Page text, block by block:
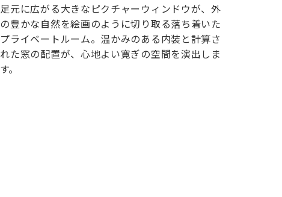
足元に広がる大きなピクチャーウィンドウが、外
の豊かな自然を絵画のように切り取る落ち着いた
プライベートルーム。温かみのある内装と計算さ
れた窓の配置が、心地よい寛ぎの空間を演出しま
す。